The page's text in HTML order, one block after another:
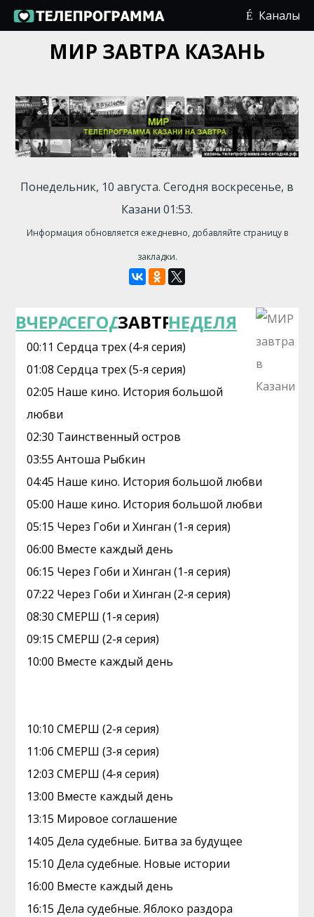
Каналы
МИР ЗАВТРА КАЗАНЬ
Понедельник, 10 августа. Сегодня воскресенье, в
Казани 01:53.
Информация обновляется ежедневно, добавляйте страницу в
закладки.
ВЧЕРАСЕГОДНЯЗАВТРАНЕДЕЛЯ
00:11 Сердца трех (4-я серия)
01:08 Сердца трех (5-я серия)
02:05 Наше кино. Иcтоpия большой
любви
02:30 Таинственный остров
03:55 Антоша Рыбкин
04:45 Наше кино. Иcтоpия большой любви
05:00 Наше кино. История большой любви
05:15 Через Гоби и Хинган (1-я серия)
06:00 Вместe кaждый день
06:15 Через Гоби и Хинган (1-я серия)
07:22 Через Гоби и Хинган (2-я серия)
08:30 СМЕРШ (1-я серия)
09:15 СМЕРШ (2-я серия)
10:00 Вместe кaждый день
10:10 СМЕРШ (2-я серия)
11:06 СМЕРШ (3-я серия)
12:03 СМЕРШ (4-я серия)
13:00 Вместe кaждый день
13:15 Мировое соглашение
14:05 Дела судебные. Битва за будущее
15:10 Дела судебные. Новые истории
16:00 Вместe кaждый день
16:15 Дела судебные. Яблоко раздора